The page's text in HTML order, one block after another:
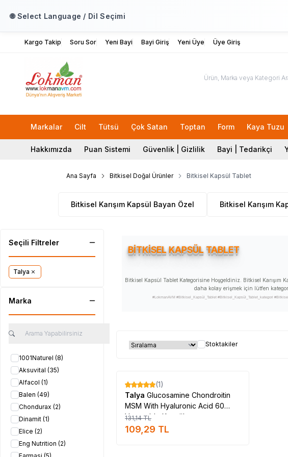
🌐 Select Language / Dil Seçimi
Kargo Takip Soru Sor Yeni Bayi Bayi Giriş Yeni Üye Üye Giriş
Markalar Cilt Tütsü Çok Satan Toptan Form Kaya Tuzu
Hakkımızda Puan Sistemi Güvenlik | Gizlilik Bayi | Tedarikçi
Ana Sayfa Bitkisel Doğal Ürünler Bitkisel Kapsül Tablet
Bitkisel Karışım Kapsül Bayan Özel Bitkisel Karışım
Seçili Filtreler
Talya
Marka
1001Naturel (8)
Aksuvital (35)
Alfacol (1)
Balen (49)
Chondurax (2)
Dinamit (1)
Elice (2)
Eng Nutrition (2)
BİTKİSEL KAPSÜL TABLET
Bitkisel Kapsül Tablet Kategorisine Hoşgeldiniz. Bitkisel Karışım
daha kolay erişmek için lütfen
#LokmanAVM #Bitkisel_Kapsül_Tablet #Bitkisel_Kapsül_Tablet_kategori
Stoktakiler
%17
(1)
Talya Glucosamine Chondroitin
MSM With Hyaluronic Acid 60
Vegetable Kapsül
131,14TL
109,29 TL